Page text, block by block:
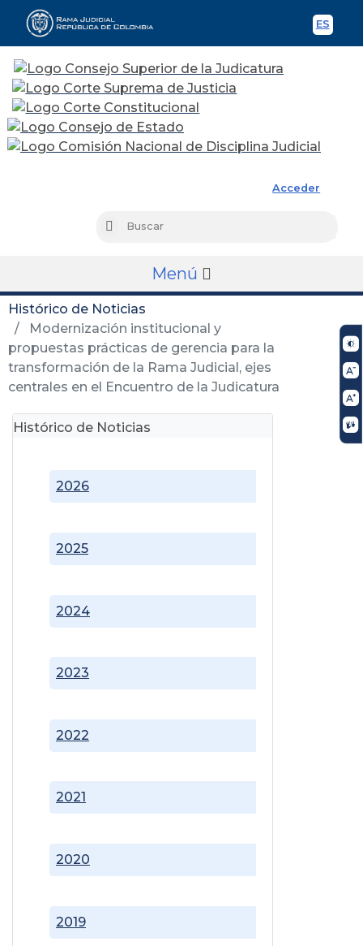
ES
Acceder
Buscar
Menú
Histórico de Noticias
Modernización institucional y
propuestas prácticas de gerencia para la
transformación de la Rama Judicial, ejes
centrales en el Encuentro de la Judicatura
Histórico de Noticias
2019
2020
2021
2022
2023
2024
2025
2026